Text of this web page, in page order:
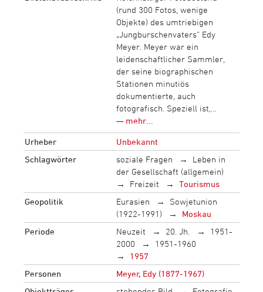
(rund 300 Fotos, wenige
Objekte) des umtriebigen
„Jungburschenvaters“ Edy
Meyer. Meyer war ein
leidenschaftlicher Sammler,
der seine biographischen
Stationen minutiös
dokumentierte, auch
fotografisch. Speziell ist,…
— mehr...
Urheber
Unbekannt
Schlagwörter
soziale Fragen
Leben in
der Gesellschaft (allgemein)
Freizeit
Tourismus
Geopolitik
Eurasien
Sowjetunion
(1922-1991)
Moskau
Periode
Neuzeit 20. Jh.
1951-
2000
1951-1960
1957
Personen
Meyer, Edy (1877-1967)